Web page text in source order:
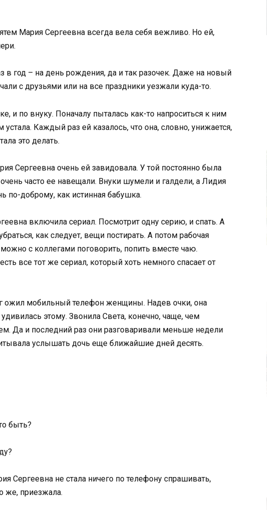
Мария Сергеевна всегда вела себя вежливо. Но ей,
в год – на день рождения, да и так разочек. Даже на новый
с друзьями или на все праздники уезжали куда-то.
и по внуку. Поначалу пыталась как-то напроситься к ним
устала. Каждый раз ей казалось, что она, словно, унижается,
это делать.
Сергеевна очень ей завидовала. У той постоянно была
часто ее навещали. Внуки шумели и галдели, а Лидия
по-доброму, как истинная бабушка.
включила сериал. Посмотрит одну серию, и спать. А
как следует, вещи постирать. А потом рабочая
с коллегами поговорить, попить вместе чаю.
все тот же сериал, который хоть немного спасает от
ожил мобильный телефон женщины. Надев очки, она
этому. Звонила Света, конечно, чаще, чем
Да и последний раз они разговаривали меньше недели
услышать дочь еще ближайшие дней десять.
быть?
Сергеевна не стала ничего по телефону спрашивать,
же, приезжала.